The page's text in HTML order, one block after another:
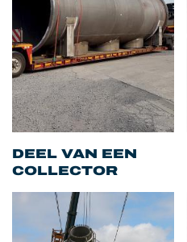
DEEL VAN EEN
COLLECTOR